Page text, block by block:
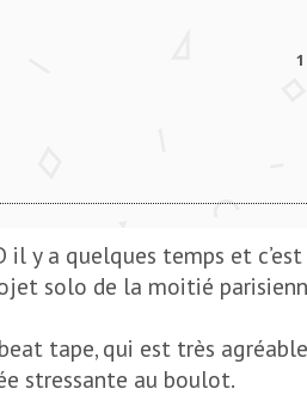
COME THROUGH (ESTA.
1
il y a quelques temps et c’est
solo de la moitié
tape, qui est très
stressante au boulot.